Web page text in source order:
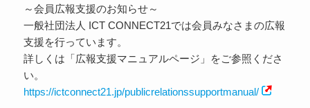
～会員広報支援のお知らせ～
一般社団法人 ICT CONNECT21では会員みなさまの広報
支援を行っています。
詳しくは「広報支援マニュアルページ」をご参照くださ
い。
https://ictconnect21.jp/publicrelationssupportmanual/